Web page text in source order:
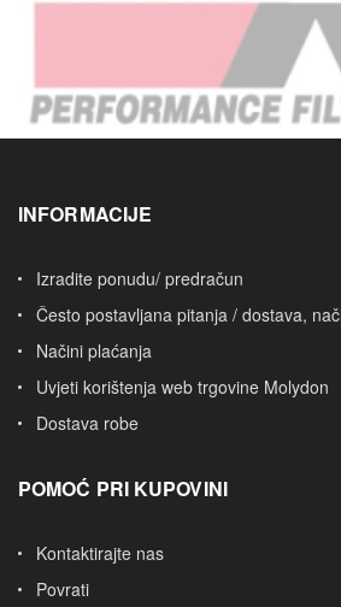
INFORMACIJE
Izradite ponudu/ predračun
Često postavljana pitanja / dostava,
Načini plaćanja
Uvjeti korištenja web trgovine Molydon
Dostava robe
POMOĆ PRI KUPOVINI
Kontaktirajte nas
Povrati